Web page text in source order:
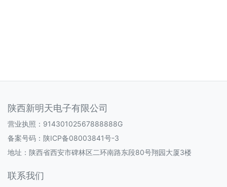
陕西新明天电子有限公司
营业执照：91430102567888888G
备案号码： 陕ICP备08003841号-3
地址：陕西省西安市碑林区二环南路东段80号翔园大厦3楼
联系我们